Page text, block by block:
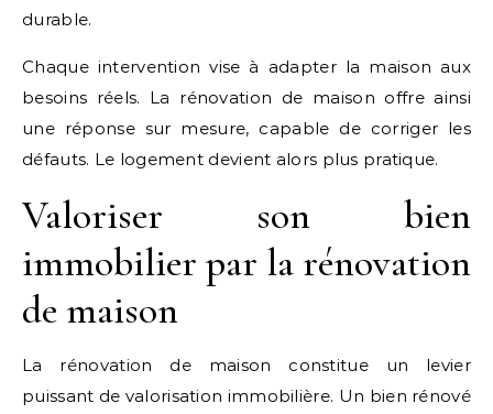
durable.
Chaque intervention vise à adapter la maison aux
besoins réels. La rénovation de maison offre ainsi
une réponse sur mesure, capable de corriger les
défauts. Le logement devient alors plus pratique.
Valoriser son bien
immobilier par la rénovation
de maison
La rénovation de maison constitue un levier
puissant de valorisation immobilière. Un bien rénové